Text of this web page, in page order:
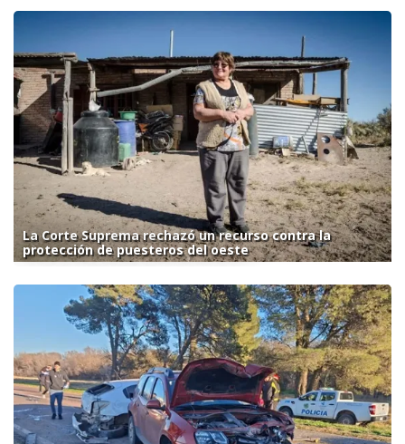
La Corte Suprema rechazó un recurso contra la
protección de puesteros del oeste